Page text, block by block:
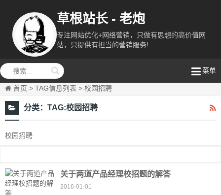
草根站长 - 老炮
专注网站优化+网络营销，只做有思想的高价值网
站，只提供有担当的营销服务!
菜单
首页 > TAG信息列表 > 校园招聘
分类： TAG:校园招聘
校园招聘
关于两道产品经理校招题的解答
2016-01-01